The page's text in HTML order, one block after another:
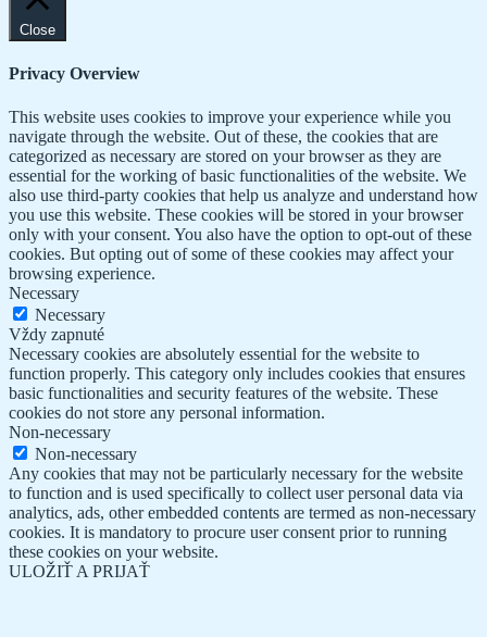
Close
Privacy Overview
This website uses cookies to improve your experience while you
navigate through the website. Out of these, the cookies that are
categorized as necessary are stored on your browser as they are
essential for the working of basic functionalities of the website. We
also use third-party cookies that help us analyze and understand how
you use this website. These cookies will be stored in your browser
only with your consent. You also have the option to opt-out of these
cookies. But opting out of some of these cookies may affect your
browsing experience.
Necessary
Necessary
Vždy zapnuté
Necessary cookies are absolutely essential for the website to
function properly. This category only includes cookies that ensures
basic functionalities and security features of the website. These
cookies do not store any personal information.
Non-necessary
Non-necessary
Any cookies that may not be particularly necessary for the website
to function and is used specifically to collect user personal data via
analytics, ads, other embedded contents are termed as non-necessary
cookies. It is mandatory to procure user consent prior to running
these cookies on your website.
ULOŽIŤ A PRIJAŤ